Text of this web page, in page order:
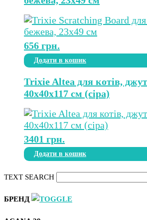
656 грн.
Додати в кошик
Trixie Altea для котів,
40х40х117 см (сіра)
3401 грн.
Додати в кошик
TEXT SEARCH
БРЕНД